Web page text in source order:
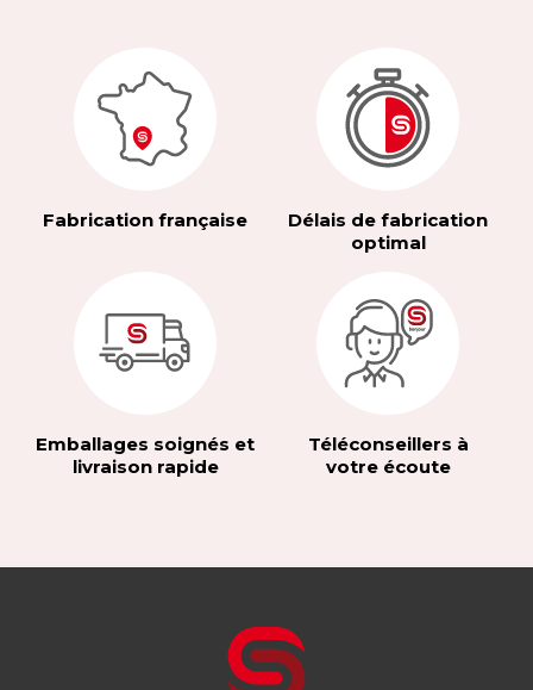
Fabrication française
Délais de fabrication
optimal
Emballages soignés et
livraison rapide
Téléconseillers à
votre écoute